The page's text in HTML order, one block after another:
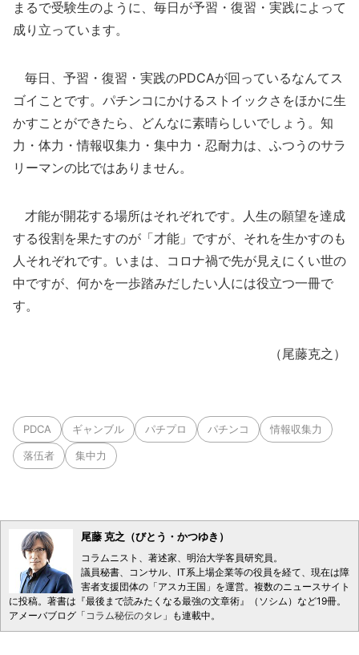
まるで受験生のように、毎日が予習・復習・実践によって
成り立っています。
毎日、予習・復習・実践のPDCAが回っているなんてス
ゴイことです。パチンコにかけるストイックさをほかに生
かすことができたら、どんなに素晴らしいでしょう。知
力・体力・情報収集力・集中力・忍耐力は、ふつうのサラ
リーマンの比ではありません。
才能が開花する場所はそれぞれです。人生の願望を達成
する役割を果たすのが「才能」ですが、それを生かすのも
人それぞれです。いまは、コロナ禍で先が見えにくい世の
中ですが、何かを一歩踏みだしたい人には役立つ一冊で
す。
（尾藤克之）
PDCA ギャンブル パチプロ パチンコ 情報収集力
落伍者 集中力
尾藤 克之（びとう・かつゆき）
コラムニスト、著述家、明治大学客員研究員。
議員秘書、コンサル、IT系上場企業等の役員を経て、現在は障
害者支援団体の「アスカ王国」を運営。複数のニュースサイト
に投稿。著書は『最後まで読みたくなる最強の文章術』（ソシム）など19冊。
アメーバブログ「コラム秘伝のタレ 」も連載中。